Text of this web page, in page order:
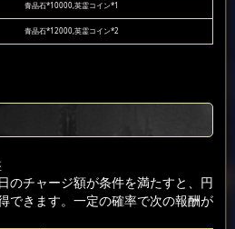
青晶石*10000,英霊コイン*1
青晶石*12000,英霊コイン*2
のチャージ額が条件を満たすと、円
できます。一定の確率で次の報酬が